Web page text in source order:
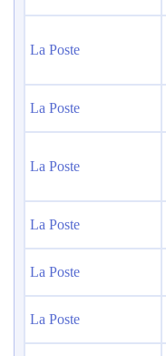
La Poste
La Poste
La Poste
La Poste
La Poste
La Poste